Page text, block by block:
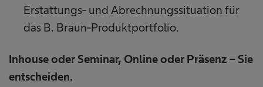
Erstattungs- und Abrechnungssituation für
das B. Braun-Produktportfolio.
Inhouse oder Seminar, Online oder Präsenz – Sie
entscheiden.